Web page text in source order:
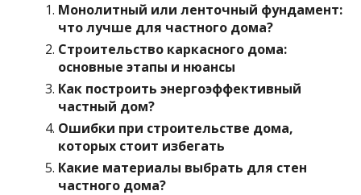
Монолитный или ленточный фундамент:
что лучше для частного дома?
Строительство каркасного дома:
основные этапы и нюансы
Как построить энергоэффективный
частный дом?
Ошибки при строительстве дома,
которых стоит избегать
Какие материалы выбрать для стен
частного дома?